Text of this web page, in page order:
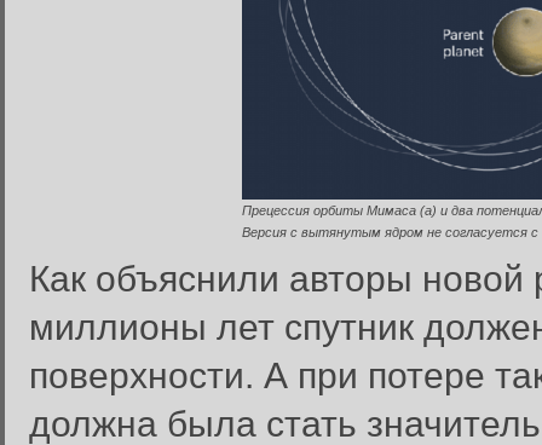
Прецессия орбиты Мимаса (а) и два
Версия с вытянутым ядром не согласуется с
Как объяснили авторы
миллионы лет спутник
поверхности. А при потере
должна была стать